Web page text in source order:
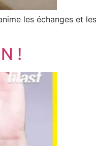
les échanges et
!